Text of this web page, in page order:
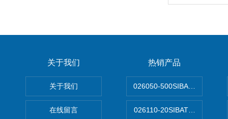
关于我们
关于我们
在线留言
热销产品
026050-500SIBATA 500mL
026110-20SIBATA柴田科学